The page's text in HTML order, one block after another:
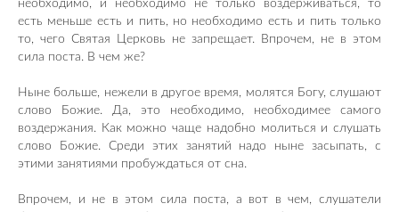
необходимо, и необходимо не только воздерживаться, то
есть меньше есть и пить, но необходимо есть и пить только
то, чего Святая Церковь не запрещает. Впрочем, не в этом
сила поста. В чем же?
Ныне больше, нежели в другое время, молятся Богу, слушают
слово Божие. Да, это необходимо, необходимее самого
воздержания. Как можно чаще надобно молиться и слушать
слово Божие. Среди этих занятий надо ныне засыпать, с
этими занятиями пробуждаться от сна.
Впрочем, и не в этом сила поста, а вот в чем, слушатели